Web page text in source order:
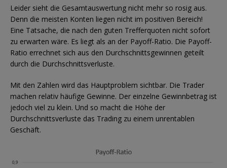
Leider sieht die Gesamtauswertung nicht mehr so rosig aus.
Denn die meisten Konten liegen nicht im positiven Bereich!
Eine Tatsache, die nach den guten Trefferquoten nicht sofort
zu erwarten wäre. Es liegt als an der Payoff-Ratio. Die Payoff-
Ratio errechnet sich aus den Durchschnittsgewinnen geteilt
durch die Durchschnittsverluste.
Mit den Zahlen wird das Hauptproblem sichtbar. Die Trader
machen relativ häufige Gewinne. Der einzelne Gewinnbetrag ist
jedoch viel zu klein. Und so macht die Höhe der
Durchschnittsverluste das Trading zu einem unrentablen
Geschäft.